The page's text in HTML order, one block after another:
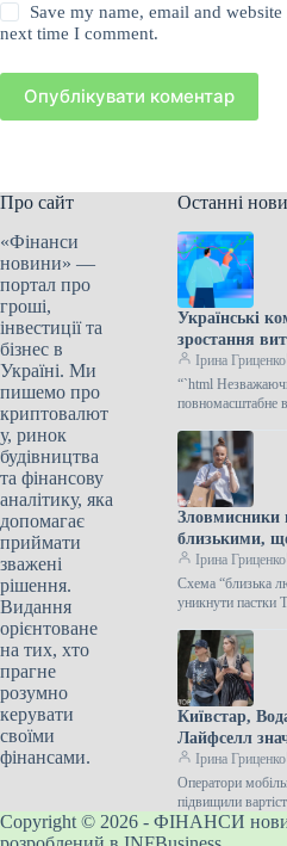
Save my name, email and
next time I comment.
Опублікувати коментар
Про сайт
«Фінанси
новини» —
портал про
гроші,
інвестиції та
бізнес в
Україні. Ми
пишемо про
криптовалют
у, ринок
будівництва
та фінансову
аналітику, яка
допомагає
приймати
зважені
рішення.
Видання
орієнтоване
на тих, хто
прагне
розумно
керувати
своїми
фінансами.
Останні
Українські
зростання
війниІрина Гриценко
“`html
повномасштабне
вражаючі
перевищуючи
компанії, які раніше
Зловмисники
близькими,
біду –
схеми.
Ірина Гриценко
Схема “близька
уникнути пастки
змушуючи людей
Київстар,
Лайфселл
вартість
війни.
Ірина Гриценко
Оператори
підвищили
мобільні
повномасштабної
Copyright © 2026 - ФІНАНСИ